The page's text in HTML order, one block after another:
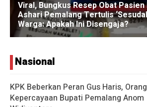
Nasional
KPK Beberkan Peran Gus Haris, Orang
Kepercayaan Bupati Pemalang Anom